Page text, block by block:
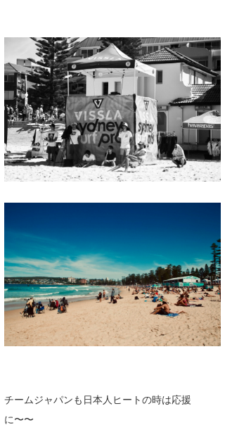
チームジャパンも日本人ヒートの時は応援
に〜〜